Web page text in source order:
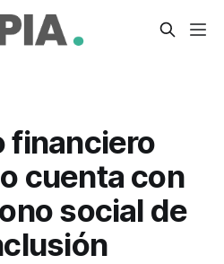
financiero
cuenta con
social de